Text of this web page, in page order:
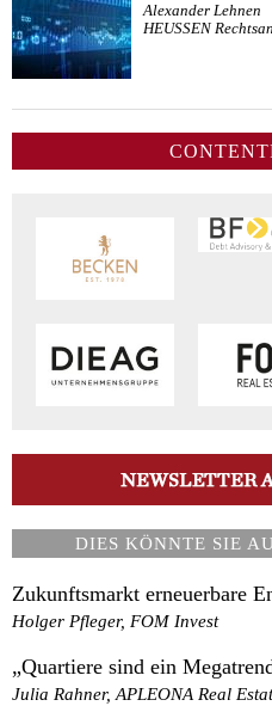
Alexander Lehnen
HEUSSEN
DIES KÖNNTE SIE
Zukunftsmarkt erneuerbare
Holger Pfleger, FOM Invest
„Quartiere sind ein
Julia Rahner, APLEONA Real